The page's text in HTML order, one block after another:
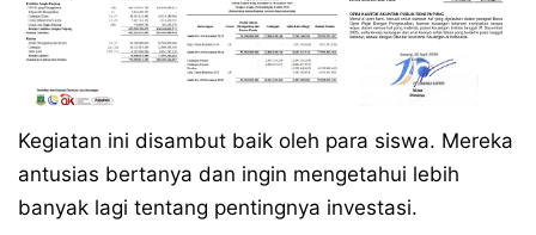
Kegiatan ini disambut baik oleh para siswa. Mereka
antusias bertanya dan ingin mengetahui lebih
banyak lagi tentang pentingnya investasi.